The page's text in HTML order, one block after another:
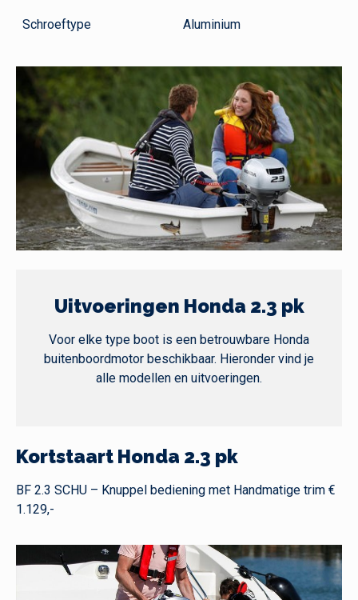
Schroeftype Aluminium
Uitvoeringen Honda 2.3 pk
Voor elke type boot is een betrouwbare Honda
buitenboordmotor beschikbaar. Hieronder vind je
alle modellen en uitvoeringen.
Kortstaart Honda 2.3 pk
BF 2.3 SCHU – Knuppel bediening met Handmatige trim €
1.129,-